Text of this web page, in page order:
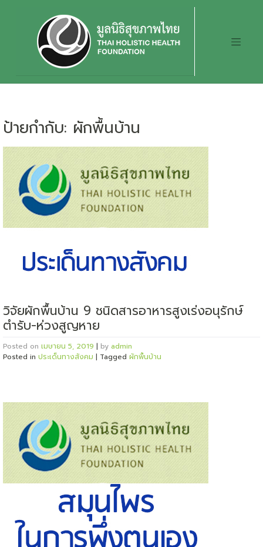
ป้ายกำกับ: ผักพื้นบ้าน
วิจัยผักพื้นบ้าน 9 ชนิดสารอาหารสูงเร่งอนุรักษ์
ตำรับ-ห่วงสูญหาย
Posted on เมษายน 5, 2019 | by admin
Posted in ประเด็นทางสังคม | Tagged ผักพื้นบ้าน